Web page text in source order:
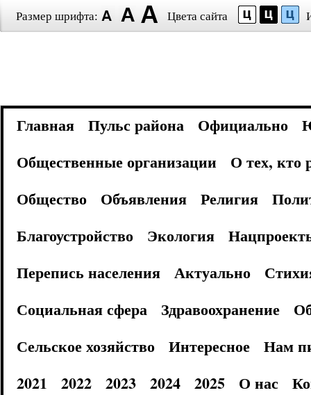
Размер шрифта: Цвета сайта
Главная Пульс района Официально
Общественные организации
О тех, кто
Общество
Объявления Религия
Благоустройство
Экология
Перепись населения
Актуально
Социальная сфера
Здравоохранение
Сельское хозяйство
Интересное
Нам
2021
2022 2023 2024 2025 О нас